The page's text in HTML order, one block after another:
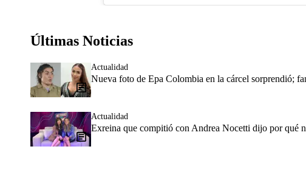
Últimas Noticias
Actualidad
Nueva foto de Epa Colombia en la cárcel sorprendió;
Actualidad
Exreina que compitió con Andrea Nocetti dijo por qué